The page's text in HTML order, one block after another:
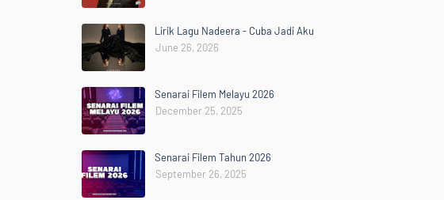
Lirik Lagu Nadeera - Cuba Jadi Aku
June 26, 2026
Senarai Filem Melayu 2026
December 25, 2025
Senarai Filem Tahun 2026
September 26, 2025